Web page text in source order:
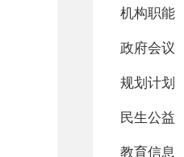
机构职能
政府会议
规划计划
民生公益
教育信息